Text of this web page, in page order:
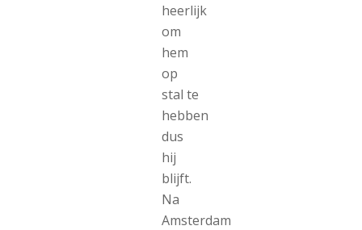
heerlijk
om
hem
op
stal te
hebben
dus
hij
blijft.
Na
Amsterdam